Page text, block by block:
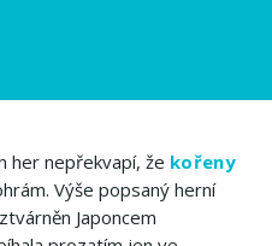
her nepřekvapí, že kořeny
Výše popsaný herní
Japoncem